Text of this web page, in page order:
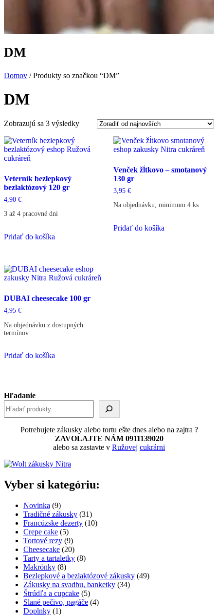
DM
Domov / Produkty so značkou “DM”
DM
Zobrazujú sa 3 výsledkyZoradené
Veterník bezlepkový
bezlaktózový 120 gr
4,90 €
3 až 4 pracovné dni
Pridať do košíka
Venček žĺtkovo – smotanový
130 gr
3,95 €
Na objednávku, minimum 4 ks
Pridať do košíka
DUBAI cheesecake 100 gr
4,95 €
Na objednávku z dostupných
termínov
Pridať do košíka
Hľadanie
Potrebujete zákusky alebo tortu ešte dnes alebo na zajtra ?
ZAVOLAJTE NÁM 0911139020
alebo sa zastavte v Ružovej cukrárni
Vyber si kategóriu:
Novinka 99
produktov
Tradičné zákusky 3131
produktov
Francúzske dezerty 1010
Crepe cake 55
produktov
Tortové rezy 99
produktov
Cheesecake 2020
produktov
Tarty a tartaletky 88
Makrónky 88
produktov
Bezlepkové a bezlaktózové zákusky 4949
Zákusky na svadbu, banketky 3434
Štrúdľa a cupcake 55
produktov
Slané pečivo, pagáče 44
Doplnky 11